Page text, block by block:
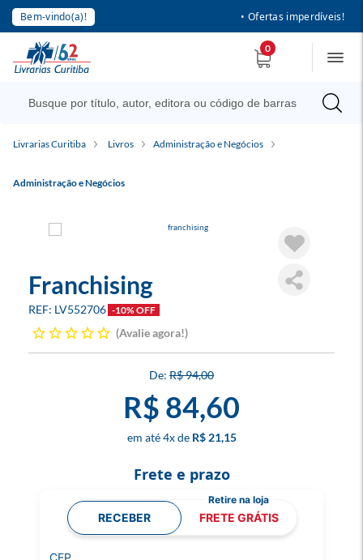
Bem-vindo(a)! • Ofertas imperdíveis!
0
Livrarias Curitiba Livros Administração e Negócios
Administração e Negócios
Franchising
LV552706 -10% OFF
Avalie agora!
R$ 94,00
R$ 84,60
4x R$ 21,15
Frete e prazo
RECEBER FRETE GRÁTIS
CEP